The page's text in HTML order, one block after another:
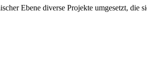
Ebene diverse Projekte umgesetzt, die